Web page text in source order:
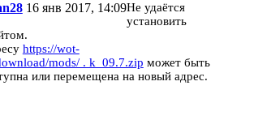
16 янв 2017, 14:09Не удаётся
установить
https://wot-
mods/ . k_09.7.zip может быть
или перемещена на новый адрес.